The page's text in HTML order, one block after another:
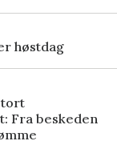
høstdag
Fra beskeden